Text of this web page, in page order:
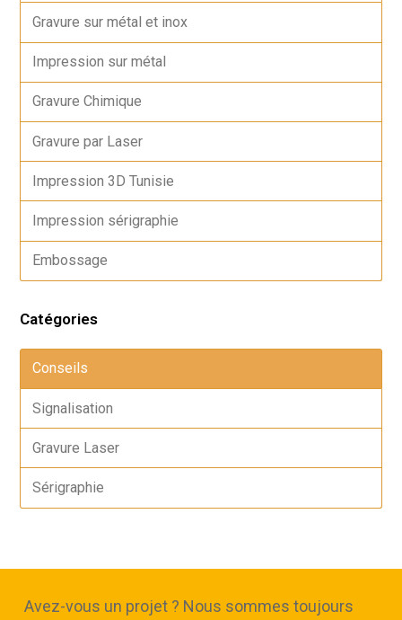
Gravure sur métal et inox
Impression sur métal
Gravure Chimique
Gravure par Laser
Impression 3D Tunisie
Impression sérigraphie
Embossage
Catégories
Conseils
Signalisation
Gravure Laser
Sérigraphie
Avez-vous un projet ? Nous sommes toujours